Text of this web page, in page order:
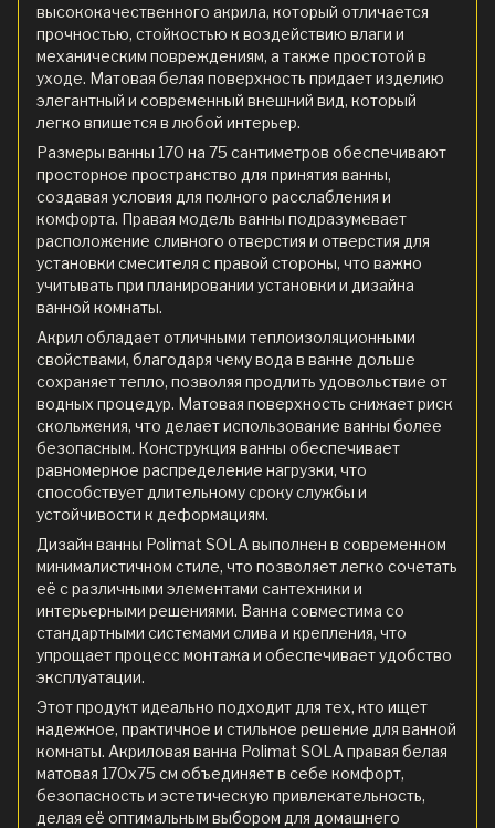
высококачественного акрила, который отличается
прочностью, стойкостью к воздействию влаги и
механическим повреждениям, а также простотой в
уходе. Матовая белая поверхность придает изделию
элегантный и современный внешний вид, который
легко впишется в любой интерьер.
Размеры ванны 170 на 75 сантиметров обеспечивают
просторное пространство для принятия ванны,
создавая условия для полного расслабления и
комфорта. Правая модель ванны подразумевает
расположение сливного отверстия и отверстия для
установки смесителя с правой стороны, что важно
учитывать при планировании установки и дизайна
ванной комнаты.
Акрил обладает отличными теплоизоляционными
свойствами, благодаря чему вода в ванне дольше
сохраняет тепло, позволяя продлить удовольствие от
водных процедур. Матовая поверхность снижает риск
скольжения, что делает использование ванны более
безопасным. Конструкция ванны обеспечивает
равномерное распределение нагрузки, что
способствует длительному сроку службы и
устойчивости к деформациям.
Дизайн ванны Polimat SOLA выполнен в современном
минималистичном стиле, что позволяет легко сочетать
её с различными элементами сантехники и
интерьерными решениями. Ванна совместима со
стандартными системами слива и крепления, что
упрощает процесс монтажа и обеспечивает удобство
эксплуатации.
Этот продукт идеально подходит для тех, кто ищет
надежное, практичное и стильное решение для ванной
комнаты. Акриловая ванна Polimat SOLA правая белая
матовая 170х75 см объединяет в себе комфорт,
безопасность и эстетическую привлекательность,
делая её оптимальным выбором для домашнего